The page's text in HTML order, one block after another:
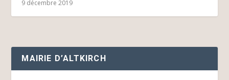
9 décembre 2019
MAIRIE D’ALTKIRCH